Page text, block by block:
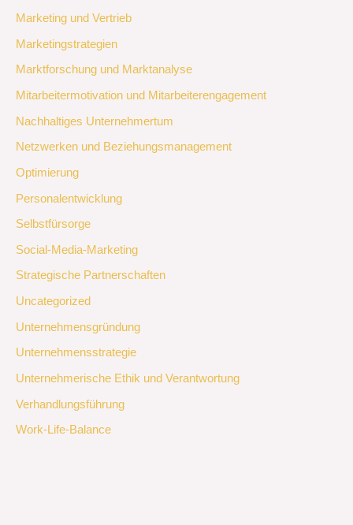
Marketing und Vertrieb
Marketingstrategien
Marktforschung und Marktanalyse
Mitarbeitermotivation und Mitarbeiterengagement
Nachhaltiges Unternehmertum
Netzwerken und Beziehungsmanagement
Optimierung
Personalentwicklung
Selbstfürsorge
Social-Media-Marketing
Strategische Partnerschaften
Uncategorized
Unternehmensgründung
Unternehmensstrategie
Unternehmerische Ethik und Verantwortung
Verhandlungsführung
Work-Life-Balance